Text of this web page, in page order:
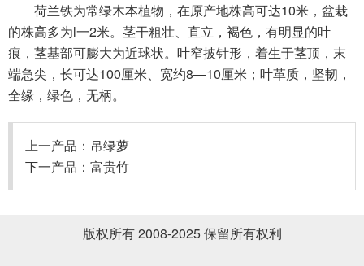
荷兰铁为常绿木本植物，在原产地株高可达10米，盆栽
的株高多为l一2米。茎干粗壮、直立，褐色，有明显的叶
痕，茎基部可膨大为近球状。叶窄披针形，着生于茎顶，末
端急尖，长可达100厘米、宽约8—10厘米；叶革质，坚韧，
全缘，绿色，无柄。
上一产品： 吊绿萝
下一产品： 富贵竹
版权所有 2008-2025 保留所有权利